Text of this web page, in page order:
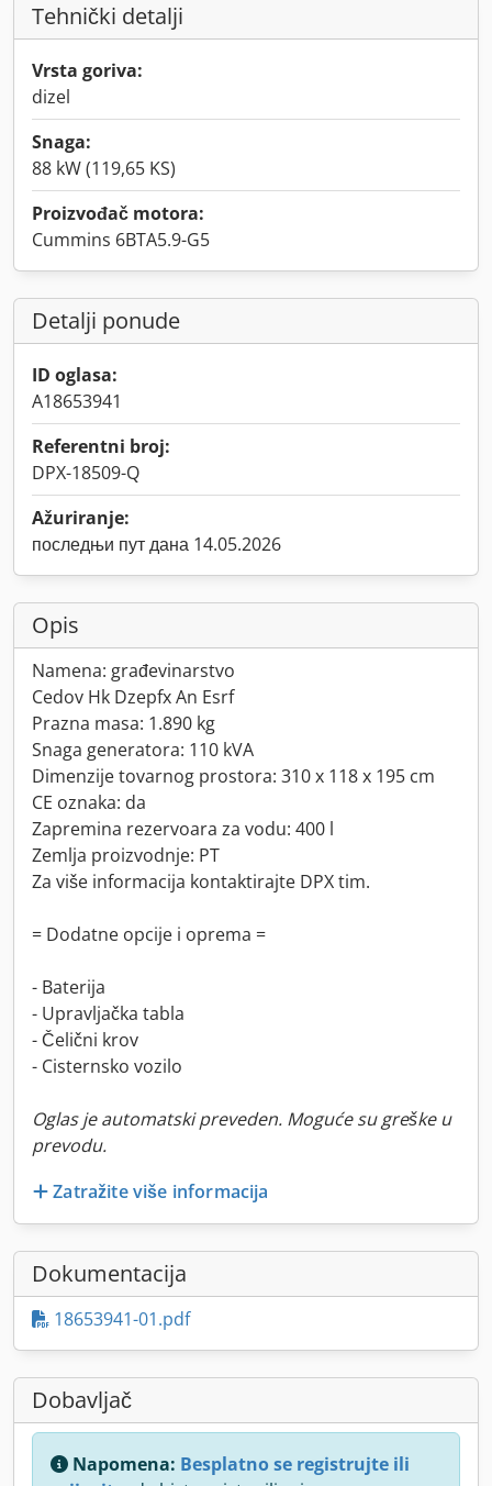
Tehnički detalji
Vrsta goriva:
dizel
Snaga:
88 kW (119,65 KS)
Proizvođač motora:
Cummins 6BTA5.9-G5
Detalji ponude
ID oglasa:
A18653941
Referentni broj:
DPX-18509-Q
Ažuriranje:
последњи пут дана 14.05.2026
Opis
Namena: građevinarstvo
Cedov Hk Dzepfx An Esrf
Prazna masa: 1.890 kg
Snaga generatora: 110 kVA
Dimenzije tovarnog prostora: 310 x 118 x 195 cm
CE oznaka: da
Zapremina rezervoara za vodu: 400 l
Zemlja proizvodnje: PT
Za više informacija kontaktirajte DPX tim.
= Dodatne opcije i oprema =
- Baterija
- Upravljačka tabla
- Čelični krov
- Cisternsko vozilo
Oglas je automatski preveden. Moguće su greške u
prevodu.
Zatražite više informacija
Dokumentacija
18653941-01.pdf
Dobavljač
Napomena: Besplatno se registrujte ili